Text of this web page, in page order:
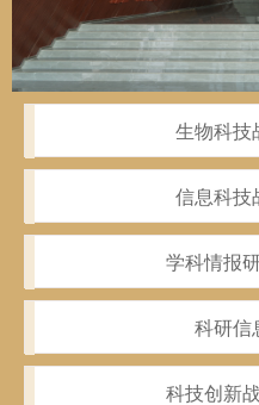
生物科技
信息科技
学科情报
科研信
科技创新